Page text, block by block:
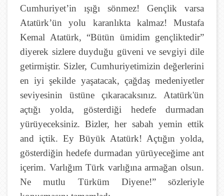
Cumhuriyet’in ışığı sönmez! Gençlik varsa
Atatürk’ün yolu karanlıkta kalmaz! Mustafa
Kemal Atatürk, “Bütün ümidim gençliktedir”
diyerek sizlere duyduğu güveni ve sevgiyi dile
getirmiştir. Sizler, Cumhuriyetimizin değerlerini
en iyi şekilde yaşatacak, çağdaş medeniyetler
seviyesinin üstüne çıkaracaksınız. Atatürk'ün
açtığı yolda, gösterdiği hedefe durmadan
yürüyeceksiniz. Bizler, her sabah yemin ettik
and içtik. Ey Büyük Atatürk! Açtığın yolda,
gösterdiğin hedefe durmadan yürüyeceğime ant
içerim. Varlığım Türk varlığına armağan olsun.
Ne mutlu Türküm Diyene!” sözleriyle